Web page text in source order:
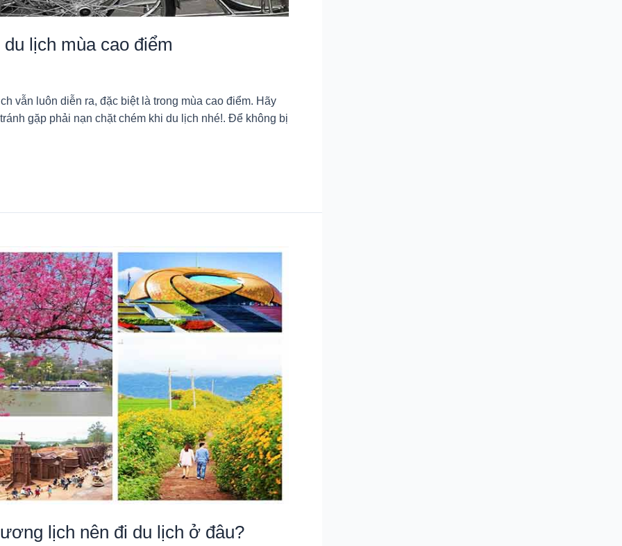
lịch mùa cao điểm
vẫn luôn diễn ra, đặc biệt là trong mùa cao điểm. Hãy
gặp phải nạn chặt chém khi du lịch nhé!. Để không bị
lịch nên đi du lịch ở đâu?